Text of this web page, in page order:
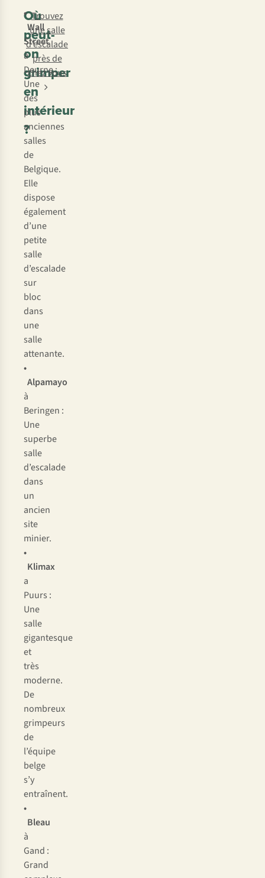
Où
peut-
on
grimper
en
intérieur
?
•
Wall
Street
à
Deurne :
Une
des
plus
anciennes
salles
de
Belgique.
Elle
dispose
également
d’une
petite
salle
d’escalade
sur
bloc
dans
une
salle
attenante.
•
Alpamayo
à
Beringen :
Une
superbe
salle
d’escalade
dans
un
ancien
site
minier.
•
Klimax
a
Puurs :
Une
salle
gigantesque
et
très
moderne.
De
nombreux
grimpeurs
de
l’équipe
belge
s’y
entraînent.
•
Bleau
à
Gand :
Grand
Trouvez
une salle
d’escalade
près de
chez vous